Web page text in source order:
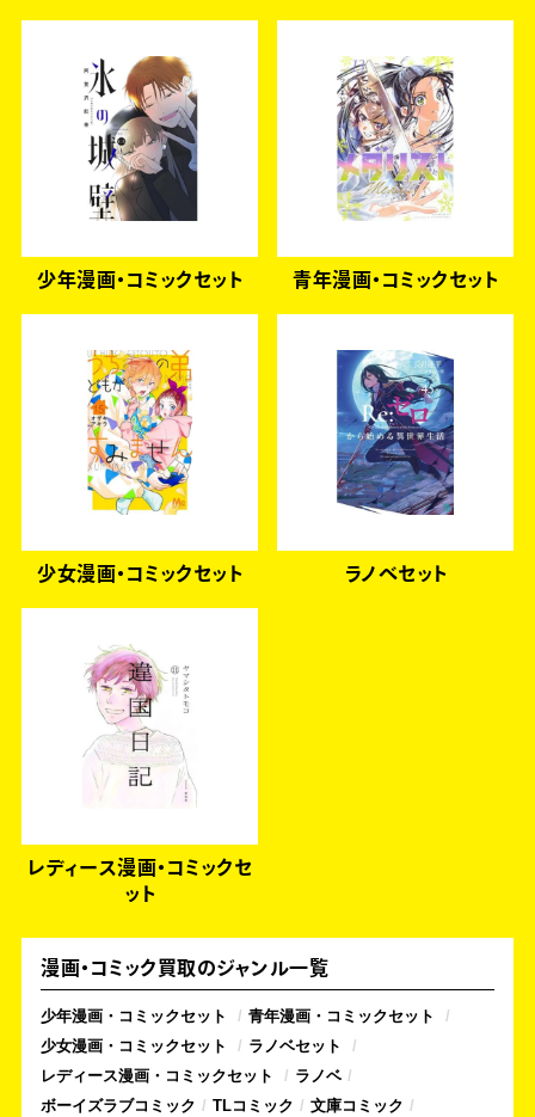
少年漫画・コミックセット 青年漫画・コミックセット
少女漫画・コミックセット ラノベセット
レディース漫画・コミックセ
ット
漫画・コミック買取のジャンル一覧
少年漫画・コミックセット
青年漫画・コミックセット
少女漫画・コミックセット
ラノベセット
レディース漫画・コミックセット
ラノベ
ボーイズラブコミック
TLコミック
文庫コミック